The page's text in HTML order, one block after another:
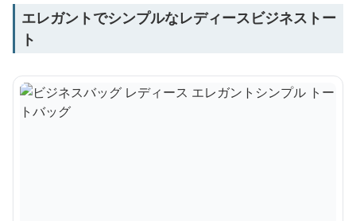
エレガントでシンプルなレディースビジネストー
ト